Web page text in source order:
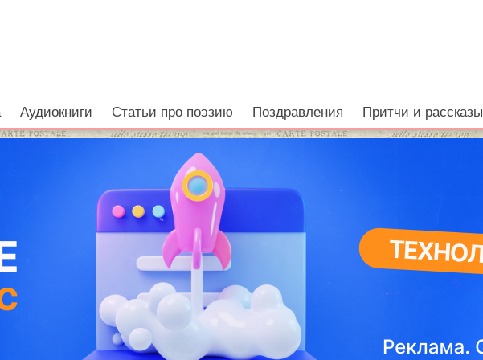
Аудиокниги Статьи про поэзию Поздравления Притчи и рассказы